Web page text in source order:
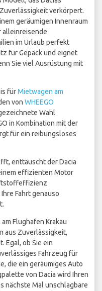
verkörpert.
geräumigen Innenraum
alleinreisende
im Urlaub perfekt
für Gepäck und eignet
Sie viel Ausrüstung mit
fürMietwagen am
von WHEEGO
Wahl
in Kombination mit der
für ein reibungsloses
enttäuscht der Dacia
effizienten Motor
Fahrt genauso
Flughafen Krakau
aus Zuverlässigkeit,
Egal, ob Sie ein
Fahrzeug für
die ein geräumiges Auto
von Dacia wird Ihren
nächste Mal unschlagbare